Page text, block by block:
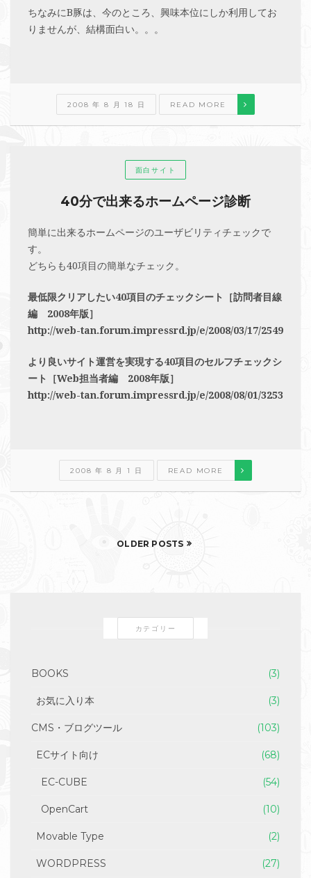
ちなみにB豚は、今のところ、興味本位にしか利用してお
りませんが、結構面白い。。。
2008 年 8 月 18 日 READ MORE
面白サイト
40分で出来るホームページ診断
簡単に出来るホームページのユーザビリティチェックで
す。
どちらも40項目の簡単なチェック。
最低限クリアしたい40項目のチェックシート［訪問者目線
編 2008年版］
http://web-tan.forum.impressrd.jp/e/2008/03/17/2549
より良いサイト運営を実現する40項目のセルフチェックシ
ート［Web担当者編 2008年版］
http://web-tan.forum.impressrd.jp/e/2008/08/01/3253
2008 年 8 月 1 日 READ MORE
OLDER POSTS
カテゴリー
BOOKS (3)
お気に入り本 (3)
CMS・ブログツール (103)
ECサイト向け (68)
EC-CUBE (54)
OpenCart (10)
Movable Type (2)
WORDPRESS (27)